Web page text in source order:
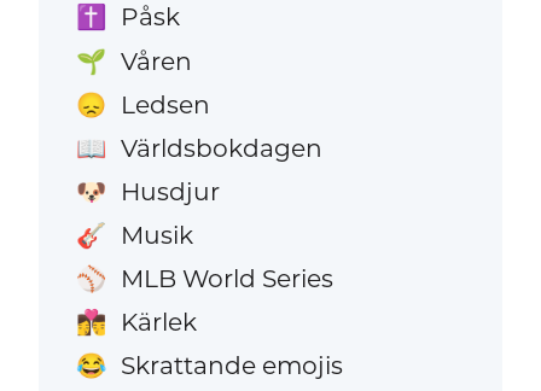
✝️ Påsk
🌱 Våren
😞 Ledsen
📖 Världsbokdagen
🐶 Husdjur
🎸 Musik
⚾ MLB World Series
👩‍❤️‍💋‍👨 Kärlek
😂 Skrattande emojis